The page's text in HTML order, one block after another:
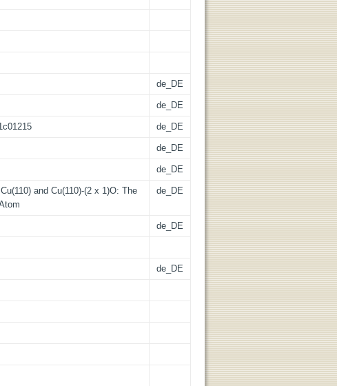
de_DE
de_DE
de_DE
de_DE
de_DE
and Cu(110)-(2 x 1)O: The
de_DE
de_DE
de_DE